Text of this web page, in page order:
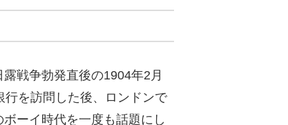
戦争勃発直後の1904年2月
を訪問した後、ロンドンで
ーイ時代を一度も話題にし